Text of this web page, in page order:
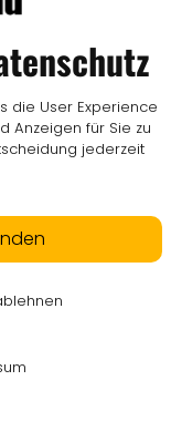
die User Experience
Anzeigen für Sie zu
jederzeit